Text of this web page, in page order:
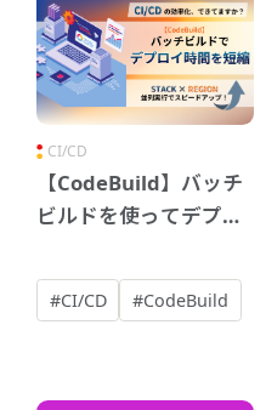
CI/CD
【CodeBuild】バッチ
ビルドを使ってデプロ
#CI/CD #CodeBuild